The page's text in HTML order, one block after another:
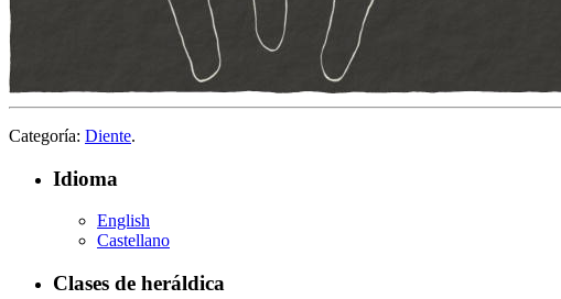
Categoría: Diente.
Idioma
English
Castellano
Clases de heráldica